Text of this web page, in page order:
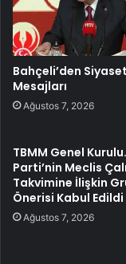
Bahçeli’den Siyaset
Mesajları
Ağustos 7, 2026
TBMM Genel
Parti’nin Meclis
Takvimine İlişkin
Önerisi Kabul Edildi
Ağustos 7, 2026